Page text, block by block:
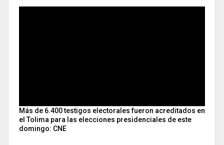
Más de 6.400 testigos electorales fueron acreditados en
el Tolima para las elecciones presidenciales de este
domingo: CNE